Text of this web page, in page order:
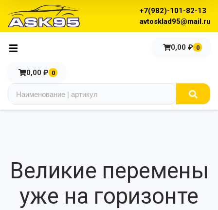
+7(982)-101-82-13
avtosklad95@mail.ru
0,00 ₽ 0
0,00 ₽ 0
Великие перемены
уже на горизонте